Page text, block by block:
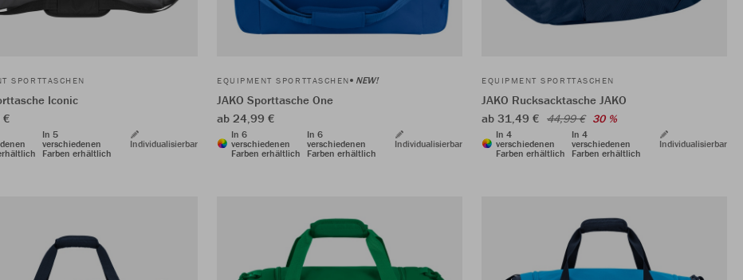
SPORTTASCHEN
Iconic
€
In 5
verschiedenen
Farben erhältlich
Individualisierbar
EQUIPMENT SPORTTASCHEN NEW!
JAKO Sporttasche One
ab 24,99 €
In 6
verschiedenen
Farben erhältlich
In 6
verschiedenen
Farben erhältlich
Individualisierbar
EQUIPMENT SPORTTASCHEN
JAKO Rucksacktasche JAKO
ab 31,49 € 44,99 € 30 %
In 4
verschiedenen
Farben erhältlich
In 4
verschiedenen
Farben erhältlich
Individualisierbar